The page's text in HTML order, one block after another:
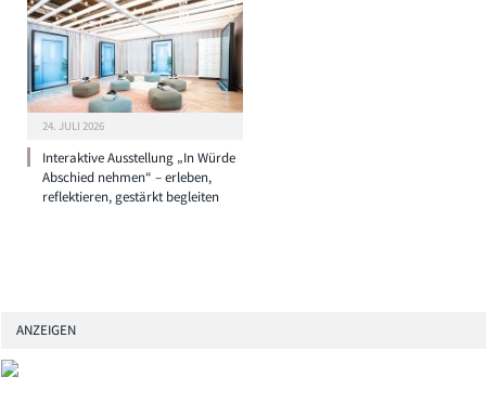
24. JULI 2026
Interaktive Ausstellung „In Würde
Abschied nehmen“ – erleben,
reflektieren, gestärkt begleiten
ANZEIGEN